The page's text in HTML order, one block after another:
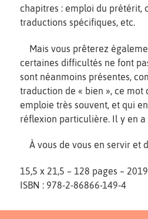
chapitres : emploi du prétérit,
traductions spécifiques, etc.
Mais vous prêterez
certaines difficultés ne font
sont néanmoins présentes,
traduction de « bien », ce mot
emploie très souvent, et qui
réflexion particulière. Il y en a
À vous de vous en servir et
15,5 x 21,5 – 128 pages –
ISBN : 978-2-86866-149-4